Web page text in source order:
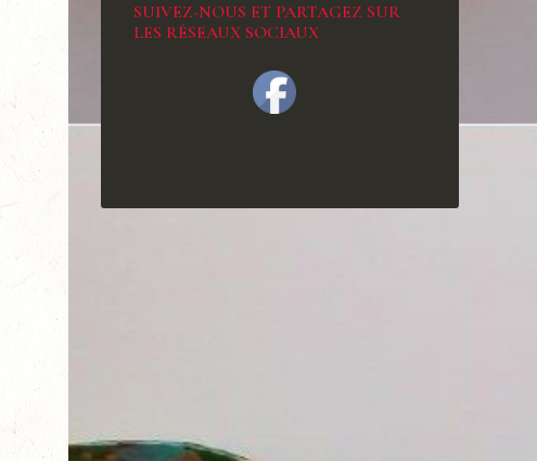
SUIVEZ-NOUS ET PARTAGEZ SUR
LES RÉSEAUX SOCIAUX